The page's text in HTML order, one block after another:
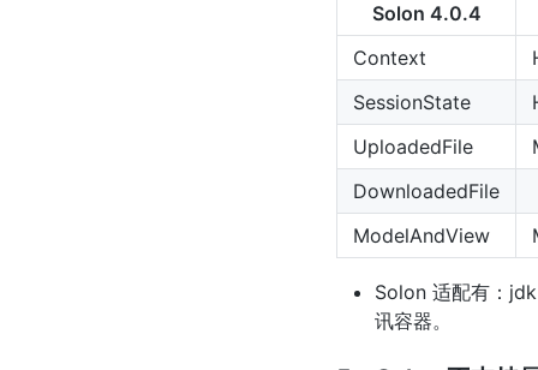
Solon 4.0.4
Context
SessionState
UploadedFile
DownloadedFile
ModelAndView
Solon 适配有：
讯容器。